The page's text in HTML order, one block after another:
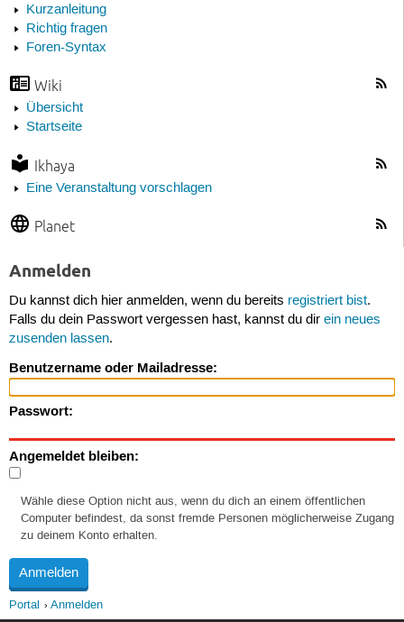
Kurzanleitung
Richtig fragen
Foren-Syntax
Wiki
Übersicht
Startseite
Ikhaya
Eine Veranstaltung vorschlagen
Planet
Anmelden
Du kannst dich hier anmelden, wenn du bereits registriert bist.
Falls du dein Passwort vergessen hast, kannst du dir ein neues
zusenden lassen.
Benutzername oder Mailadresse:
Passwort:
Angemeldet bleiben:
Wähle diese Option nicht aus, wenn du dich an einem öffentlichen
Computer befindest, da sonst fremde Personen möglicherweise Zugang
zu deinem Konto erhalten.
Portal Anmelden